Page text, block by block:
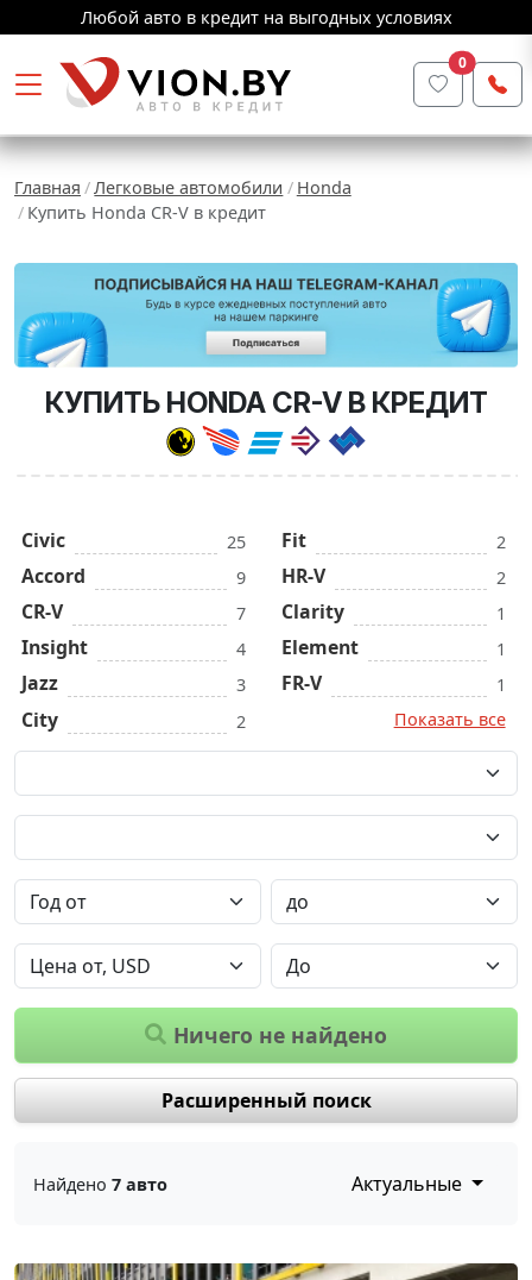
Любой авто в кредит на выгодных условиях
0
Главная Легковые автомобили
Honda
Купить Honda CR-V в кредит
КУПИТЬ HONDA CR-V В КРЕДИТ
Civic 25
Accord 9
CR-V 7
Insight 4
Jazz 3
City 2
Fit 2
HR-V 2
Clarity 1
Element 1
FR-V
1
Показать все
Ничего не найдено
Расширенный поиск
Найдено 7 авто Актуальные